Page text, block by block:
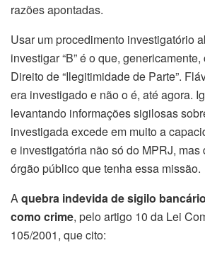
razões apontadas.
Usar um procedimento investigatório
investigar “B” é o que,
Direito de “Ilegitimidade de Parte”.
era investigado e não o é, até agora.
levantando informações sigilosas
investigada excede em muito a
e investigatória não só do MPRJ, mas
órgão público que tenha essa missão.
Aquebra indevida de sigilo
como crime, pelo artigo 10 da Lei
105/2001, que cito: